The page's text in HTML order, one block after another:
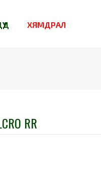
ХЯМДРАЛ
RR